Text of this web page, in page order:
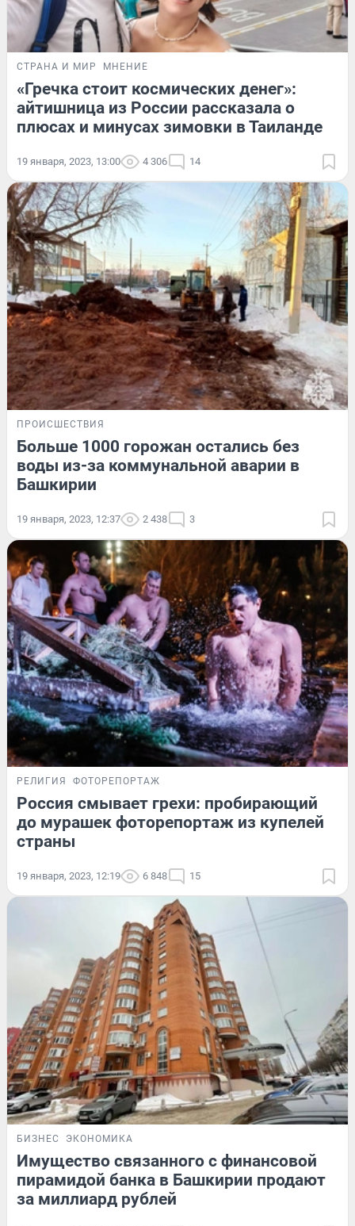
СТРАНА И МИР МНЕНИЕ
«Гречка стоит космических денег»:
айтишница из России рассказала о
плюсах и минусах зимовки в Таиланде
19 января, 2023, 13:00 4 306 14
ПРОИСШЕСТВИЯ
Больше 1000 горожан остались без
воды из-за коммунальной аварии в
Башкирии
19 января, 2023, 12:37 2 438 3
РЕЛИГИЯ ФОТОРЕПОРТАЖ
Россия смывает грехи: пробирающий
до мурашек фоторепортаж из купелей
страны
19 января, 2023, 12:19 6 848 15
БИЗНЕС ЭКОНОМИКА
Имущество связанного с финансовой
пирамидой банка в Башкирии продают
за миллиард рублей